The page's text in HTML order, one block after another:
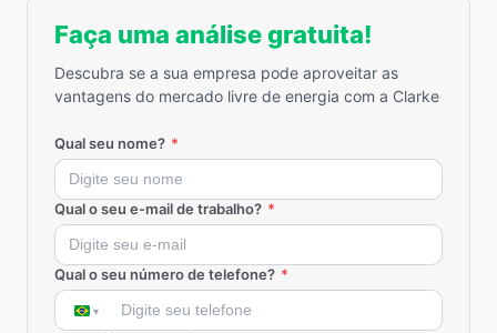
Faça uma análise gratuita!
Descubra se a sua empresa pode aproveitar as
vantagens do mercado livre de energia com a Clarke
Qual seu nome? *
Qual o seu e-mail de trabalho? *
Qual o seu número de telefone? *